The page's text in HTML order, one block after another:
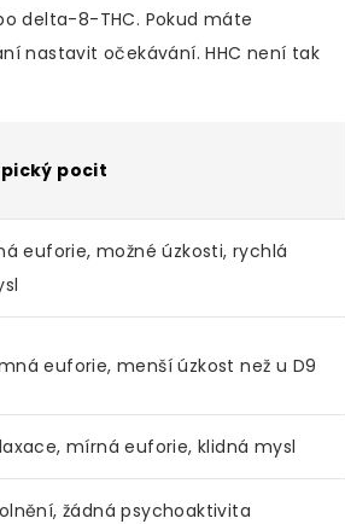
delta-8-THC. Pokud máte
nastavit očekávání. HHC není tak
pocit
euforie, možné úzkosti, rychlá
euforie, menší úzkost než u D9
mírná euforie, klidná mysl
žádná psychoaktivita